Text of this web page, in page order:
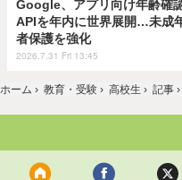
Google、アプリ向け年齢確
APIを年内に世界展開…未成
者保護を強化
2026.7.31 Fri 13:45
ホーム › 教育・受験 › 高校生 › 記事 ›